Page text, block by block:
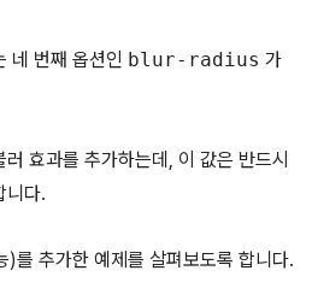
네 번째 옵션인 blur-radius 가
효과를 추가하는데, 이 값은 반드시
니다.
)를 추가한 예제를 살펴보도록 합니다.